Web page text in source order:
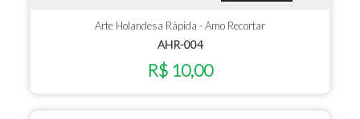
Arte Holandesa Rápida - Amo Recortar
AHR-004
R$ 10,00